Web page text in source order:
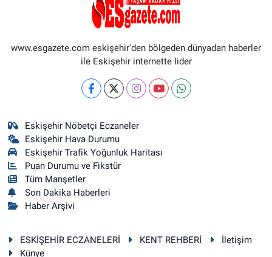
www.esgazete.com eskişehir'den bölgeden dünyadan haberler
ile Eskişehir internette lider
Eskişehir Nöbetçi Eczaneler
Eskişehir Hava Durumu
Eskişehir Trafik Yoğunluk Haritası
Puan Durumu ve Fikstür
Tüm Manşetler
Son Dakika Haberleri
Haber Arşivi
ESKİŞEHİR ECZANELERİ KENT REHBERİ
İletişim
Künye